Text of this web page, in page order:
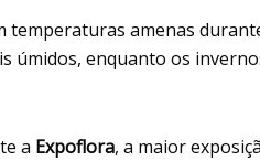
temperaturas amenas
úmidos, enquanto os
a Expoflora, a maior